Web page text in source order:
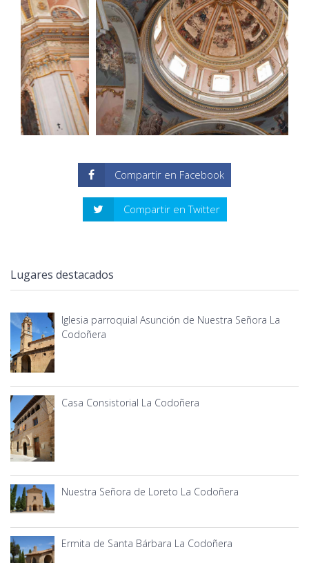
Compartir en Facebook
Compartir en Twitter
Lugares destacados
Iglesia parroquial Asunción de Nuestra Señora La
Codoñera
Casa Consistorial La Codoñera
Nuestra Señora de Loreto La Codoñera
Ermita de Santa Bárbara La Codoñera